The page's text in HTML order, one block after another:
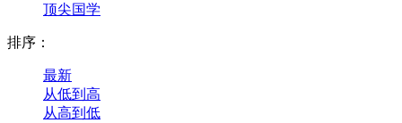
顶尖国学
排序：
最新
从低到高
从高到低